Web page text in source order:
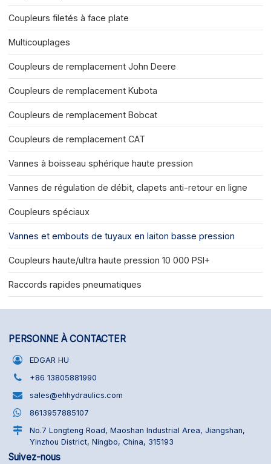
Coupleurs filetés à face plate
Multicouplages
Coupleurs de remplacement John Deere
Coupleurs de remplacement Kubota
Coupleurs de remplacement Bobcat
Coupleurs de remplacement CAT
Vannes à boisseau sphérique haute pression
Vannes de régulation de débit, clapets anti-retour en ligne
Coupleurs spéciaux
Vannes et embouts de tuyaux en laiton basse pression
Coupleurs haute/ultra haute pression 10 000 PSI+
Raccords rapides pneumatiques
PERSONNE À CONTACTER
EDGAR HU
+86 13805881990
sales@ehhydraulics.com
8613957885107
No.7 Longteng Road, Maoshan Industrial Area, Jiangshan,
Yinzhou District, Ningbo, China, 315193
Suivez-nous